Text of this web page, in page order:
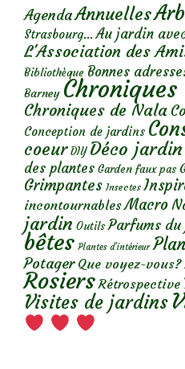
AgendaAnnuelles
Strasbourg... Au jardin
L'Association des
Bibliothèque Bonnes
Barney
Chroniques de Nala
Conception de jardins
coeur DIY Déco
des plantes Garden faux pas
Grimpantes Insectes
incontournables Macro
jardin Outils Parfums
bêtes Plantes d’intérieur
Potager Que voyez-vous?
Rosiers Rétrospective
Visites de jardins